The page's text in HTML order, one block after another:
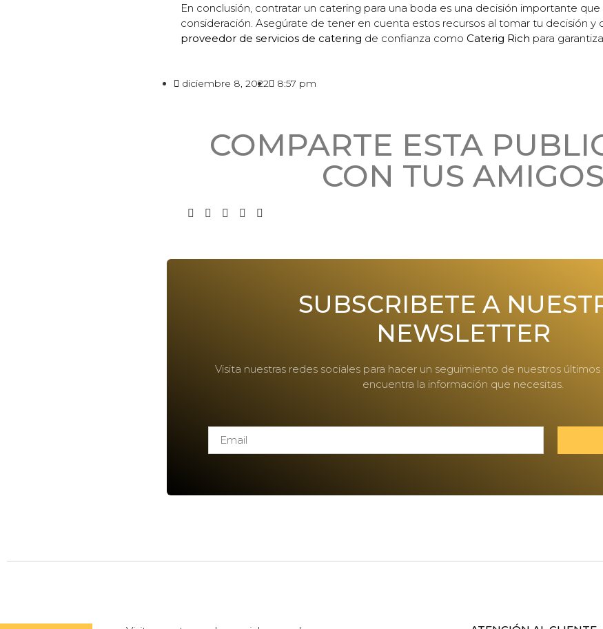
En conclusión, contratar un catering para una boda es una decisión importante
consideración. Asegúrate de tener en cuenta estos recursos al tomar tu decisión y
proveedor de servicios de catering de confianza como Caterig Rich para
diciembre 8, 2022 8:57 pm
COMPARTE ESTA
CON TUS AMIGOS
SUBSCRIBETE A
NEWSLETTER
Visita nuestras redes sociales para hacer un seguimiento de nuestros
encuentra la información que necesitas.